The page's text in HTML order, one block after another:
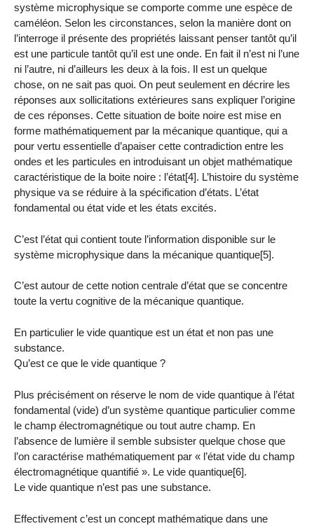
système microphysique se comporte comme une espèce de
caméléon. Selon les circonstances, selon la manière dont on
l’interroge il présente des propriétés laissant penser tantôt qu’il
est une particule tantôt qu’il est une onde. En fait il n’est ni l’une
ni l’autre, ni d’ailleurs les deux à la fois. Il est un quelque
chose, on ne sait pas quoi. On peut seulement en décrire les
réponses aux sollicitations extérieures sans expliquer l’origine
de ces réponses. Cette situation de boite noire est mise en
forme mathématiquement par la mécanique quantique, qui a
pour vertu essentielle d’apaiser cette contradiction entre les
ondes et les particules en introduisant un objet mathématique
caractéristique de la boite noire : l’état[4]. L’histoire du système
physique va se réduire à la spécification d’états. L’état
fondamental ou état vide et les états excités.
C’est l’état qui contient toute l’information disponible sur le
système microphysique dans la mécanique quantique[5].
C’est autour de cette notion centrale d’état que se concentre
toute la vertu cognitive de la mécanique quantique.
En particulier le vide quantique est un état et non pas une
substance.
Qu’est ce que le vide quantique ?
Plus précisément on réserve le nom de vide quantique à l’état
fondamental (vide) d’un système quantique particulier comme
le champ électromagnétique ou tout autre champ. En
l’absence de lumière il semble subsister quelque chose que
l’on caractérise mathématiquement par « l’état vide du champ
électromagnétique quantifié ». Le vide quantique[6].
Le vide quantique n’est pas une substance.
Effectivement c’est un concept mathématique dans une